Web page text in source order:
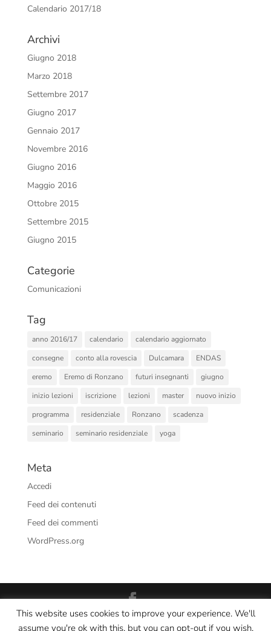
Calendario 2017/18
Archivi
Giugno 2018
Marzo 2018
Settembre 2017
Giugno 2017
Gennaio 2017
Novembre 2016
Giugno 2016
Maggio 2016
Ottobre 2015
Settembre 2015
Giugno 2015
Categorie
Comunicazioni
Tag
anno 2016/17 calendario
calendario aggiornato
consegne
conto alla rovescia Dulcamara
ENDAS
eremo
Eremo di Ronzano futuri insegnanti
giugno
inizio lezioni
iscrizione lezioni master
nuovo inizio
programma
residenziale Ronzano
scadenza
seminario
seminario residenziale yoga
Meta
Accedi
Feed dei contenuti
Feed dei commenti
WordPress.org
Interno Yoga Srl Società Sportiva Dilettantistica - CF/PI:
This website uses cookies to improve your experience. We'll
assume you're ok with this, but you can opt-out if you wish.